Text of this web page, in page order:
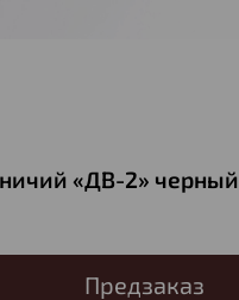
«ДВ-2» черный
Предзаказ